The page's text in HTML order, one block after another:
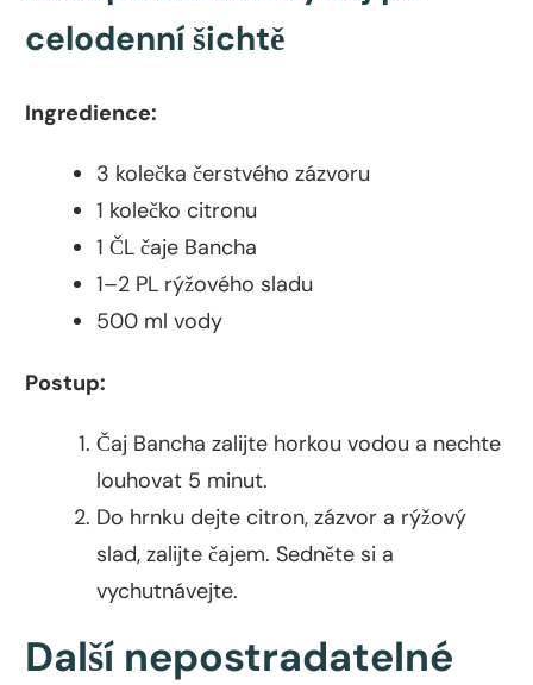
celodenní šichtě
Ingredience:
3 kolečka čerstvého zázvoru
1 kolečko citronu
1 ČL čaje Bancha
1–2 PL rýžového sladu
500 ml vody
Postup:
Čaj Bancha zalijte horkou vodou a nechte
louhovat 5 minut.
Do hrnku dejte citron, zázvor a rýžový
slad, zalijte čajem. Sedněte si a
vychutnávejte.
Další nepostradatelné